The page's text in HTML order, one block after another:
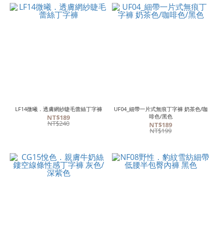
LF14微曦．透膚網紗睫毛蕾絲丁字褲
NT$189
NT$240
UF04_細帶一片式無痕丁字褲 奶茶色/咖
啡色/黑色
NT$189
NT$199